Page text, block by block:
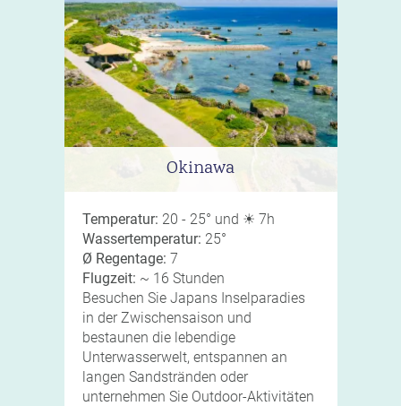
Okinawa
Temperatur: 20 - 25° und ☀ 7h
Wassertemperatur: 25°
Ø Regentage: 7
Flugzeit: ~ 16 Stunden
Besuchen Sie Japans Inselparadies
in der Zwischensaison und
bestaunen die lebendige
Unterwasserwelt, entspannen an
langen Sandstränden oder
unternehmen Sie Outdoor-Aktivitäten